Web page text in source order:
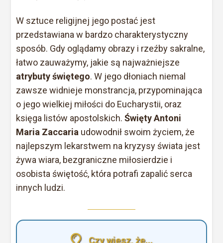
W sztuce religijnej jego postać jest
przedstawiana w bardzo charakterystyczny
sposób. Gdy oglądamy obrazy i rzeźby sakralne,
łatwo zauważymy, jakie są najważniejsze
atrybuty świętego. W jego dłoniach niemal
zawsze widnieje monstrancja, przypominająca
o jego wielkiej miłości do Eucharystii, oraz
księga listów apostolskich.Święty Antoni
Maria Zaccaria udowodnił swoim życiem, że
najlepszym lekarstwem na kryzysy świata jest
żywa wiara, bezgraniczne miłosierdzie i
osobista świętość, która potrafi zapalić serca
innych ludzi.
Czy wiesz, że...